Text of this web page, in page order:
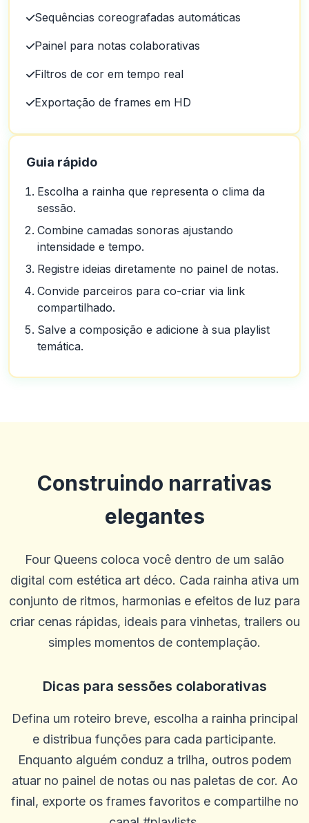
Sequências coreografadas automáticas
Painel para notas colaborativas
Filtros de cor em tempo real
Exportação de frames em HD
Guia rápido
Escolha a rainha que representa o clima da
sessão.
Combine camadas sonoras ajustando
intensidade e tempo.
Registre ideias diretamente no painel de notas.
Convide parceiros para co-criar via link
compartilhado.
Salve a composição e adicione à sua playlist
temática.
Construindo narrativas
elegantes
Four Queens coloca você dentro de um salão
digital com estética art déco. Cada rainha ativa um
conjunto de ritmos, harmonias e efeitos de luz para
criar cenas rápidas, ideais para vinhetas, trailers ou
simples momentos de contemplação.
Dicas para sessões colaborativas
Defina um roteiro breve, escolha a rainha principal
e distribua funções para cada participante.
Enquanto alguém conduz a trilha, outros podem
atuar no painel de notas ou nas paletas de cor. Ao
final, exporte os frames favoritos e compartilhe no
2025-10-22 03:17:18
0
B
2025-10-15 07:14:11
uauoooo!!!
É incrível, ganhe muito dinheiro
2025-10-01 07:09:57
Só posso recomendar que não há problemas e o dinheiro é pago em
um dia em um dia
0 0
Alexander Kutscher
2025-09-29 00:46:41